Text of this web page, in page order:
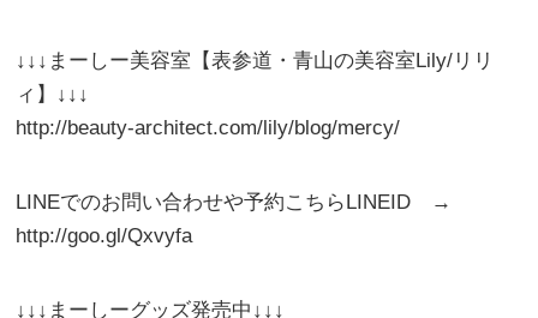
↓↓↓まーしー美容室【表参道・青山の美容室Lily/リリ
ィ】↓↓↓
http://beauty-architect.com/lily/blog/mercy/
LINEでのお問い合わせや予約こちらLINEID →
http://goo.gl/Qxvyfa
↓↓↓まーしーグッズ発売中↓↓↓